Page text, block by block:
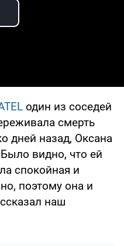
Video
один из соседей
смерть
дней назад, Оксана
видно, что ей
спокойная и
поэтому она и
наш